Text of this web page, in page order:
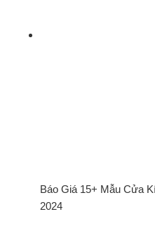
Báo Giá 15+ Mẫu Cửa
2024